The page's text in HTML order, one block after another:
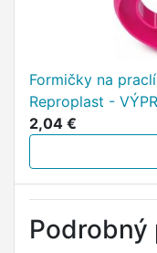
Formičky na
Reproplast -
2,04 €
Podrobný